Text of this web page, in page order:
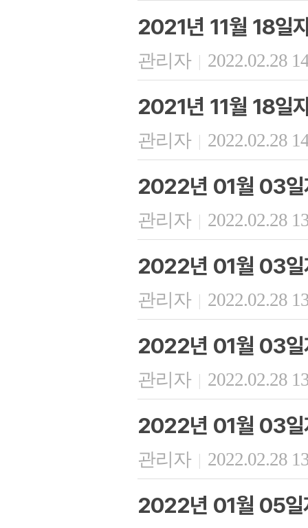
2021년 11월 18일
관리자 | 2022.02.28
2021년 11월 18일
관리자 | 2022.02.28
2022년 01월 03일
관리자 | 2022.02.28
2022년 01월 03일
관리자 | 2022.02.28
2022년 01월 03일
관리자 | 2022.02.28
2022년 01월 03일
관리자 | 2022.02.28
2022년 01월 05일